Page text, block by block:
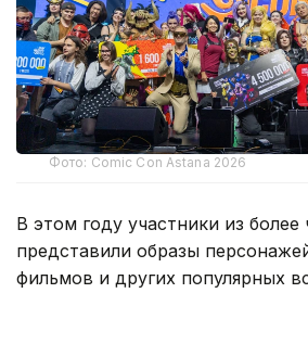
Фото: Comic Con Astana 2026
В этом году участники из более
представили образы
фильмов и других популярных